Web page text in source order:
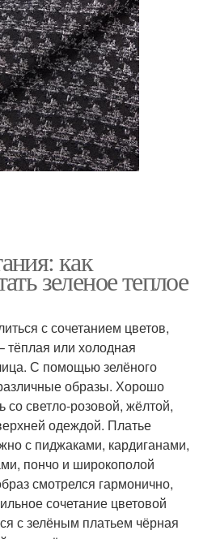
как
зеленое теплое
с сочетанием цветов,
тёплая или холодная
С помощью зелёного
образы. Хорошо
со светло-розовой, жёлтой,
одеждой. Платье
с пиджаками, кардиганами,
пончо и широкополой
смотрелся гармонично,
сочетание цветовой
с зелёным платьем чёрная